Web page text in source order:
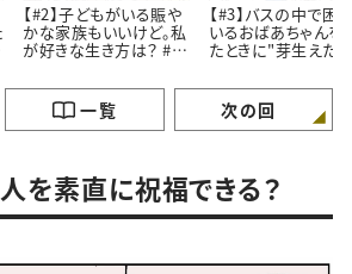
【#2】子どもがいる賑や
かな家族もいいけど。私
が好きな生き方は？ #4
【#3】バスの中で困
いるおばあちゃんを
たときに"芽生えた
一覧 次の回
を素直に祝福できる？